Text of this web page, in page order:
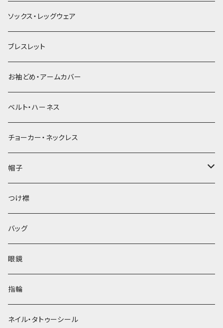
ソックス・レッグウェア
ブレスレット
お袖どめ・アームカバー
ベルト・ハーネス
チョーカー・ネックレス
帽子
ベレー帽
つけ襟
バッグ
眼鏡
指輪
ネイル・タトゥーシール